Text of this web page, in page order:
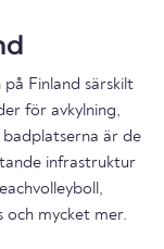
Finland särskilt
för avkylning,
är de
infrastruktur
och mycket mer.